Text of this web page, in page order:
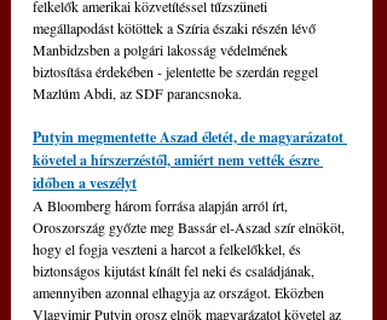
felkelők amerikai közvetítéssel tűzszüneti
megállapodást kötöttek a Szíria északi részén lévő
Manbidzsben a polgári lakosság védelmének
biztosítása érdekében - jelentette be szerdán reggel
Mazlúm Abdi, az SDF parancsnoka.
Putyin megmentette Aszad életét, de magyarázatot
követel a hírszerzéstől, amiért nem vették észre
időben a veszélyt
A Bloomberg három forrása alapján arról írt,
Oroszország győzte meg Bassár el-Aszad szír elnököt,
hogy el fogja veszteni a harcot a felkelőkkel, és
biztonságos kijutást kínált fel neki és családjának,
amennyiben azonnal elhagyja az országot. Eközben
Vlagyimir Putyin orosz elnök magyarázatot követel az